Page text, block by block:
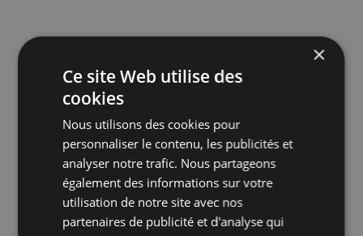
×
Ce site Web utilise des
cookies
Nous utilisons des cookies pour
personnaliser le contenu, les publicités et
analyser notre trafic. Nous partageons
également des informations sur votre
utilisation de notre site avec nos
partenaires de publicité et d'analyse qui